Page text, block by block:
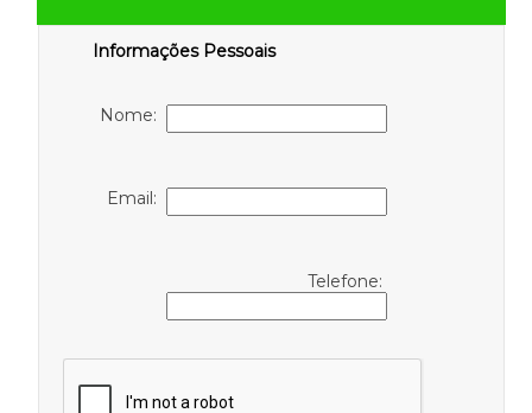
Informações Pessoais
Nome:
Email:
Telefone: